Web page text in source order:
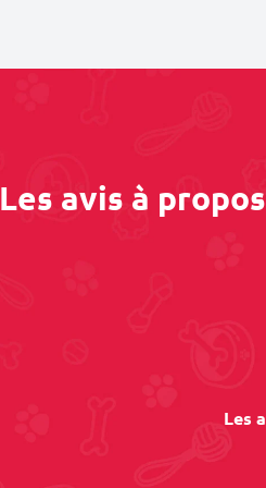
Les avis à
Les